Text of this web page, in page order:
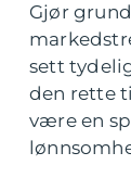
Gjør
sett
den rette
være en